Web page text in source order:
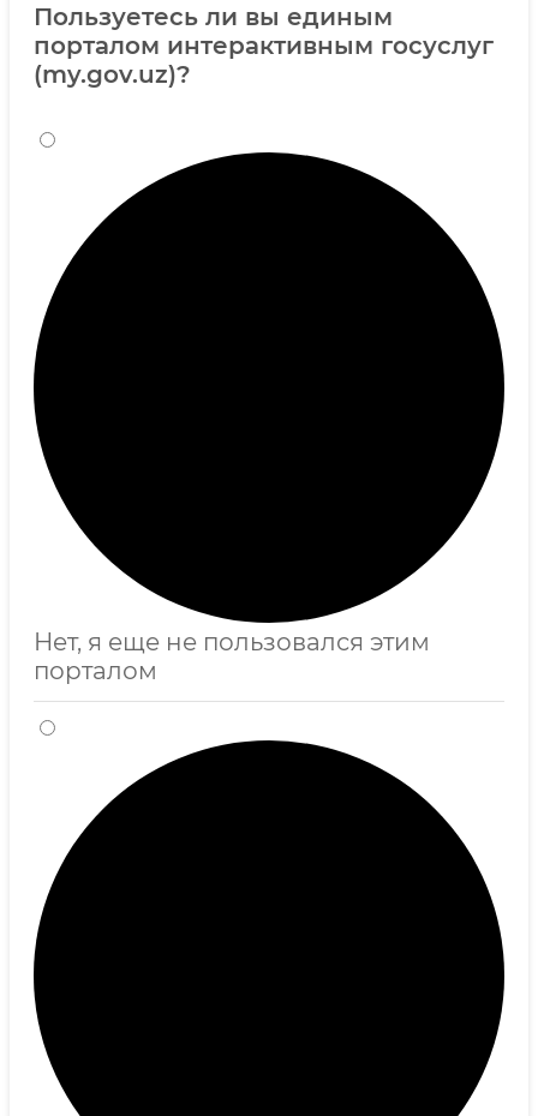
Пользуетесь ли вы единым
порталом интерактивным госуслуг
(my.gov.uz)?
Нет, я еще не пользовался этим
порталом